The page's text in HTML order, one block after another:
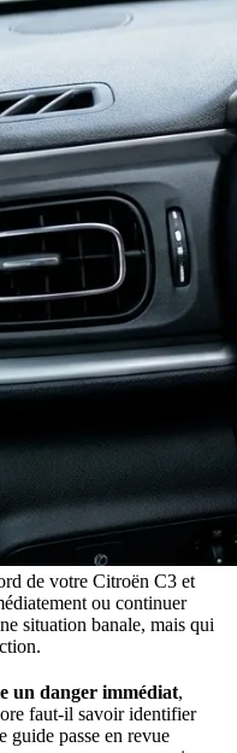
de votre Citroën C3 et
ou continuer
situation banale, mais qui
un danger immédiat,
faut-il savoir identifier
guide passe en revue